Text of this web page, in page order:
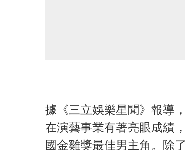
據《三立娛樂星聞》報導
在演藝事業有著亮眼成績
國金雞獎最佳男主角。除